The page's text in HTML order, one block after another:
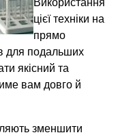
цієї техніки на
прямо
для подальших
якісний та
вам довго й
зменшити